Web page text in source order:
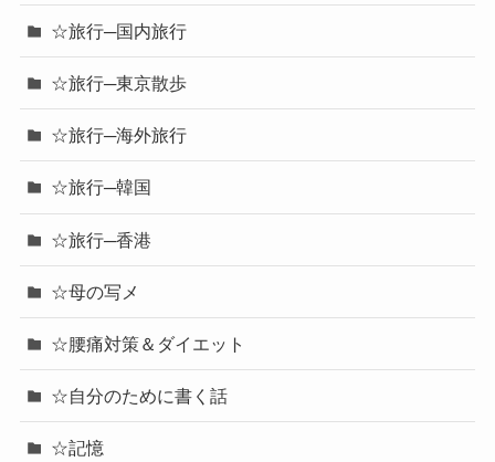
☆旅行─国内旅行
☆旅行─東京散歩
☆旅行─海外旅行
☆旅行─韓国
☆旅行─香港
☆母の写メ
☆腰痛対策＆ダイエット
☆自分のために書く話
☆記憶